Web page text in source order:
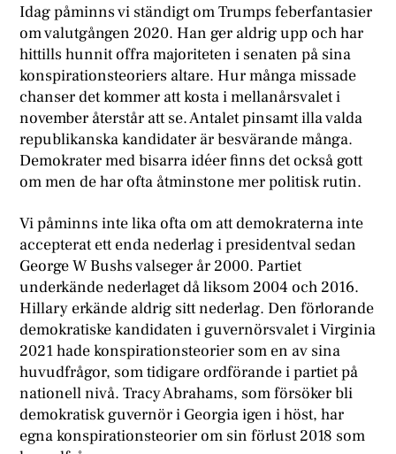
Idag påminns vi ständigt om Trumps feberfantasier
om valutgången 2020. Han ger aldrig upp och har
hittills hunnit offra majoriteten i senaten på sina
konspirationsteoriers altare. Hur många missade
chanser det kommer att kosta i mellanårsvalet i
november återstår att se. Antalet pinsamt illa valda
republikanska kandidater är besvärande många.
Demokrater med bisarra idéer finns det också gott
om men de har ofta åtminstone mer politisk rutin.
Vi påminns inte lika ofta om att demokraterna inte
accepterat ett enda nederlag i presidentval sedan
George W Bushs valseger år 2000. Partiet
underkände nederlaget då liksom 2004 och 2016.
Hillary erkände aldrig sitt nederlag. Den förlorande
demokratiske kandidaten i guvernörsvalet i Virginia
2021 hade konspirationsteorier som en av sina
huvudfrågor, som tidigare ordförande i partiet på
nationell nivå. Tracy Abrahams, som försöker bli
demokratisk guvernör i Georgia igen i höst, har
egna konspirationsteorier om sin förlust 2018 som